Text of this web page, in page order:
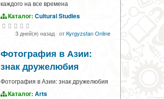
каждого на все времена
Каталог: Cultural Studies
3 дней(я) назад· отKyrgyzstan Online
Фотография в Азии:
знак дружелюбия
Фотография в Азии: знак дружелюбия
Каталог: Arts